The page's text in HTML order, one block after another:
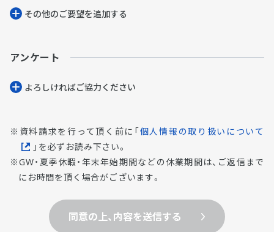
その他のご要望を追加する
アンケート
よろしければご協⼒ください
資料請求を行って頂く前に「個人情報の取り扱いについて
」を必ずお読み下さい。
GW・夏季休暇・年末年始期間などの休業期間は、ご返信まで
にお時間を頂く場合がございます。
同意の上、内容を送信する